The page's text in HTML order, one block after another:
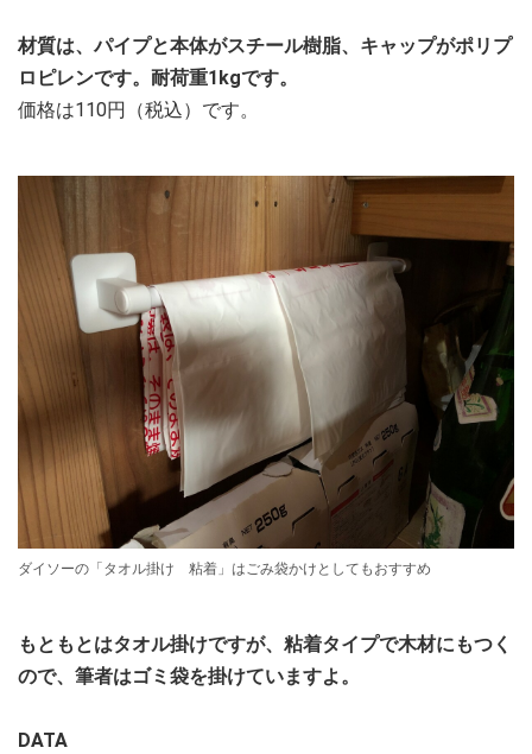
材質は、パイプと本体がスチール樹脂、キャップがポリプ
ロピレンです。耐荷重1kgです。
価格は110円（税込）です。
ダイソーの「タオル掛け 粘着」はごみ袋かけとしてもおすすめ
もともとはタオル掛けですが、粘着タイプで木材にもつく
ので、筆者はゴミ袋を掛けていますよ。
DATA